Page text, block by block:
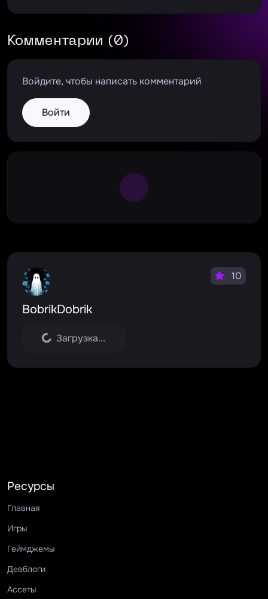
Комментарии (0)
Войдите, чтобы написать комментарий
Войти
Large Spinner
BobrikDobrik
Загрузка...
10
Ресурсы
Главная
Игры
Геймджемы
Девблоги
Ассеты